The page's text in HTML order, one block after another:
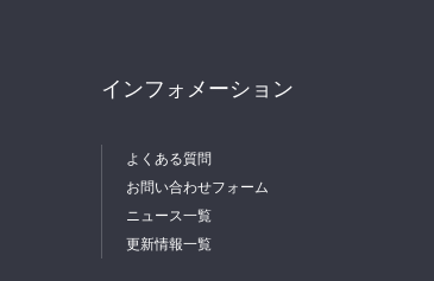
インフォメーション
よくある質問
お問い合わせフォーム
ニュース一覧
更新情報一覧